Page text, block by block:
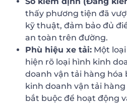
thấy phương tiện đã
kỹ thuật, đảm bảo đủ
an toàn trên đường.
Phù hiệu xe tải: Một
hiện rõ loại hình kinh
doanh vận tải hàng hóa
kinh doanh vận tải
bắt buộc để hoạt động